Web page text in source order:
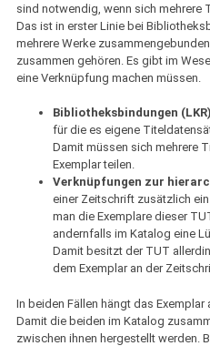
sind notwendig, wenn sich mehrere
Das ist in erster Linie bei
mehrere Werke
zusammen gehören. Es gibt im
eine Verknüpfung machen müssen.
Bibliotheksbindungen (LKR)
für die es eigene
Damit müssen sich mehrere
Exemplar teilen.
Verknüpfungen zur
einer Zeitschrift zusätzlich
man die Exemplare dieser
andernfalls im Katalog eine
Damit besitzt der TUT
dem Exemplar an der
In beiden Fällen hängt das
Damit die beiden im Katalog
zwischen ihnen hergestellt werden.